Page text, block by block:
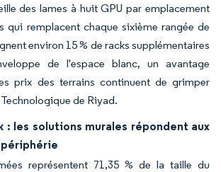
des lames à huit GPU par emplacement
qui remplacent chaque sixième rangée de
environ 15 % de racks supplémentaires
de l'espace blanc, un avantage
prix des terrains continuent de grimper
de Riyad.
: les solutions murales répondent aux
représentent 71,35 % de la taille du